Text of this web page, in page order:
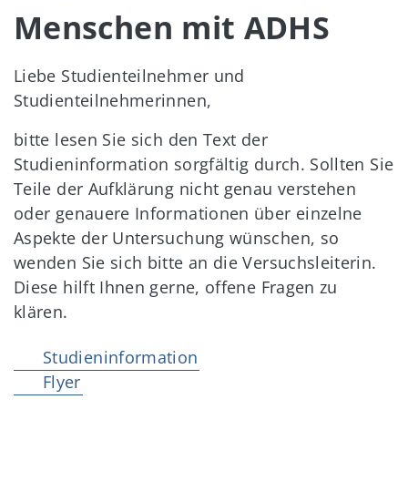
Menschen mit ADHS
Liebe Studienteilnehmer und
Studienteilnehmerinnen,
bitte lesen Sie sich den Text der
Studieninformation sorgfältig durch. Sollten Sie
Teile der Aufklärung nicht genau verstehen
oder genauere Informationen über einzelne
Aspekte der Untersuchung wünschen, so
wenden Sie sich bitte an die Versuchsleiterin.
Diese hilft Ihnen gerne, offene Fragen zu
klären.
Studieninformation
Flyer